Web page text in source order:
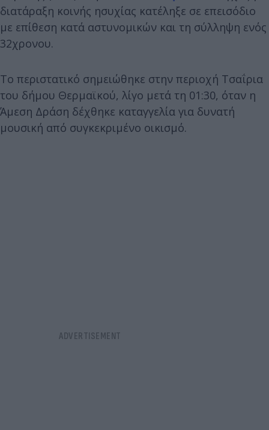
διατάραξη κοινής ησυχίας κατέληξε σε επεισόδιο
με επίθεση κατά αστυνομικών και τη σύλληψη ενός
32χρονου.
Το περιστατικό σημειώθηκε στην περιοχή Τσαΐρια
του δήμου Θερμαϊκού, λίγο μετά τη 01:30, όταν η
Άμεση Δράση δέχθηκε καταγγελία για δυνατή
μουσική από συγκεκριμένο οικισμό.